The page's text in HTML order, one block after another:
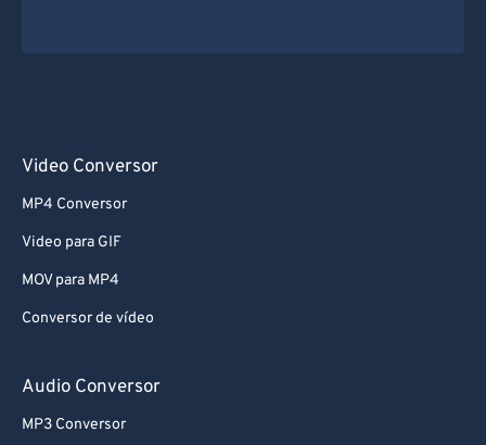
Video Conversor
MP4 Conversor
Video para GIF
MOV para MP4
Conversor de vídeo
Audio Conversor
MP3 Conversor